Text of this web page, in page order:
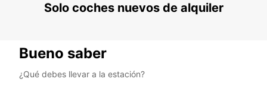
Solo coches nuevos de alquiler
Bueno saber
¿Qué debes llevar a la estación?